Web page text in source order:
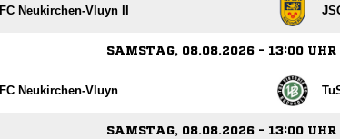
FC Neukirchen-Vluyn II
SAMSTAG, 08.08.2026 - 13:00 UHR
FC Neukirchen-Vluyn
SAMSTAG, 08.08.2026 - 13:00 UHR